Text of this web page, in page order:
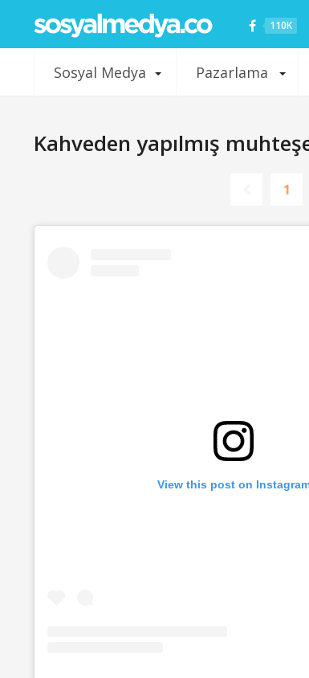
110K
Sosyal Medya Pazarlama
Kahveden yapılmış
1
View this post on